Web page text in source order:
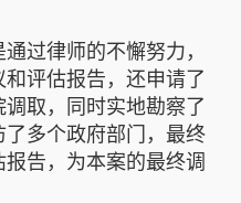
过律师的不懈努力，
评估报告，还申请了
取，同时实地勘察了
多个政府部门，最终
告，为本案的最终调